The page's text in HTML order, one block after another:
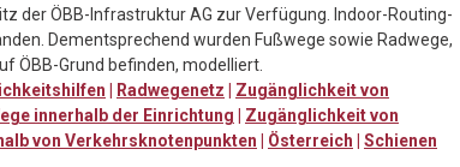
der ÖBB-Infrastruktur AG zur Verfügung. Indoor-Routing-
Dementsprechend wurden Fußwege sowie Radwege,
ÖBB-Grund befinden, modelliert.
| Radwegenetz | Zugänglichkeit von
innerhalb der Einrichtung | Zugänglichkeit von
von Verkehrsknotenpunkten | Österreich | Schienen